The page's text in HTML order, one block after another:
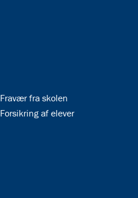
34.8:
Fravær fra skolen
34.10:
Forsikring af elever